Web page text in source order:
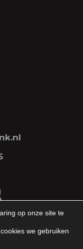
op onze site te
we gebruiken